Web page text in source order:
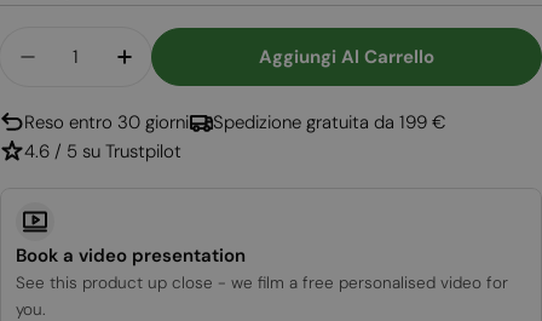
Diminuisci La Quantità Per Caminetto
Aumenta La Quantità Per Caminetto
Aggiungi Al Carrello
Reso entro 30 giorni
Spedizione gratuita da 199 €
4.6 / 5 su Trustpilot
Book a video presentation
See this product up close - we film a free personalised video for
you.